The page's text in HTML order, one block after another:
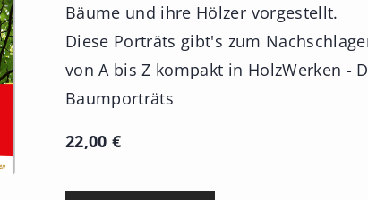
Bäume und ihre Hölzer vorgestellt.
Diese Porträts gibt's zum
von A bis Z kompakt in HolzWerken -
Baumporträts
22,00 €